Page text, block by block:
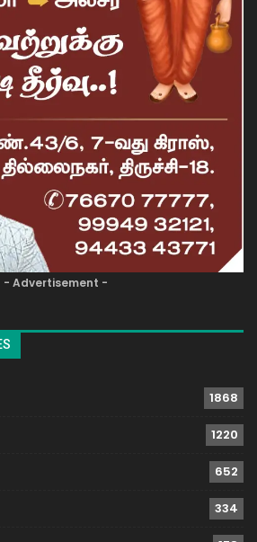
- Advertisement -
1868
1220
652
334